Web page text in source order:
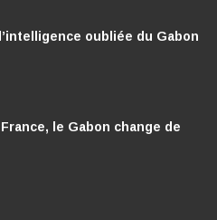
oubliée du Gabon
le Gabon change de